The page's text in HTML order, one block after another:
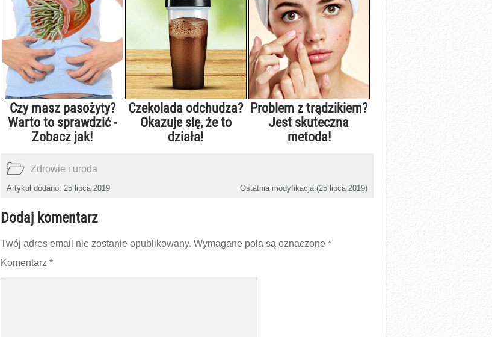
Czy masz pasożyty?
Warto to sprawdzić -
Zobacz jak!
Czekolada odchudza?
Okazuje się, że to
działa!
Problem z trądzikiem?
Jest skuteczna
metoda!
Zdrowie i uroda
Artykuł dodano: 25 lipca 2019 Ostatnia modyfikacja:(25 lipca 2019)
Dodaj komentarz
Twój adres email nie zostanie opublikowany. Wymagane pola są oznaczone *
Komentarz *